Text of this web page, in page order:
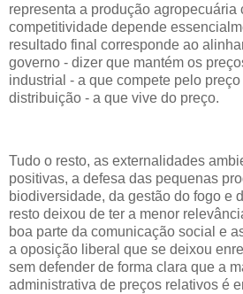
representa a produção agropecuária
competitividade depende
resultado final corresponde ao
governo - dizer que mantém os
industrial - a que compete pelo
distribuição - a que vive do preço.
Tudo o resto, as externalidades
positivas, a defesa das pequenas
biodiversidade, da gestão do fogo e
resto deixou de ter a menor
boa parte da comunicação social e
a oposição liberal que se deixou
sem defender de forma clara que a
administrativa de preços relativos é